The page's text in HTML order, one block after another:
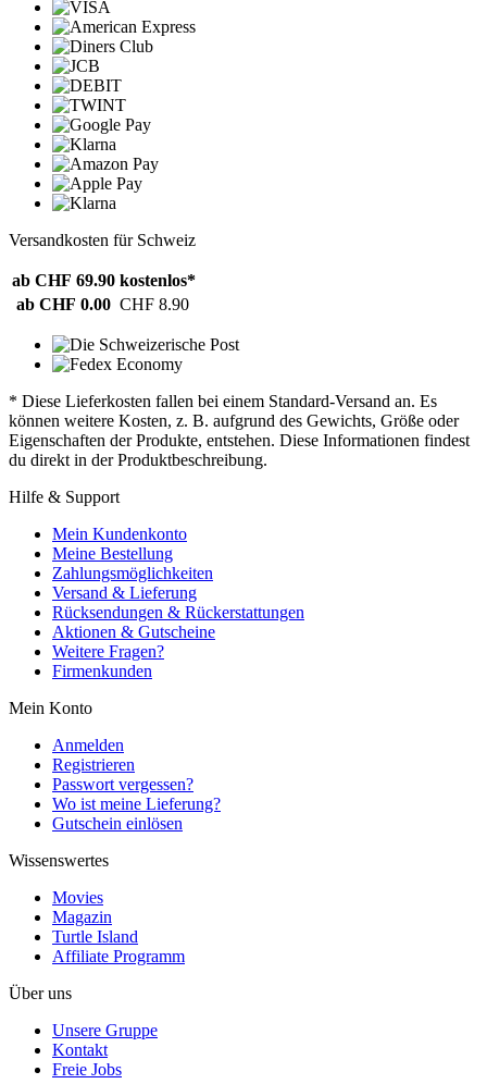
Versandkosten für Schweiz
ab CHF 69.90 kostenlos*
ab CHF 0.00 CHF 8.90
* Diese Lieferkosten fallen bei einem Standard-Versand an. Es
können weitere Kosten, z. B. aufgrund des Gewichts, Größe oder
Eigenschaften der Produkte, entstehen. Diese Informationen findest
du direkt in der Produktbeschreibung.
Hilfe & Support
Mein Kundenkonto
Meine Bestellung
Zahlungsmöglichkeiten
Versand & Lieferung
Rücksendungen & Rückerstattungen
Aktionen & Gutscheine
Weitere Fragen?
Firmenkunden
Mein Konto
Anmelden
Registrieren
Passwort vergessen?
Wo ist meine Lieferung?
Gutschein einlösen
Wissenswertes
Movies
Magazin
Turtle Island
Affiliate Programm
Über uns
Unsere Gruppe
Kontakt
Freie Jobs